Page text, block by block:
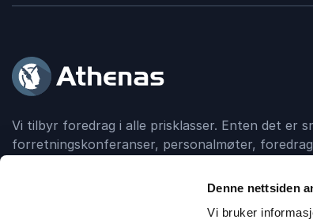
Denne nettsiden
Vi bruker
Vi tilbyr foredrag i alle prisklasser. Enten det er
forretningskonferanser, personalmøter,